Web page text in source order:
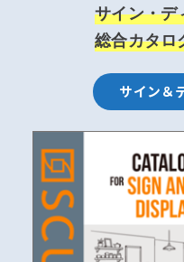
サイン・デ
総合カタ
サイン＆